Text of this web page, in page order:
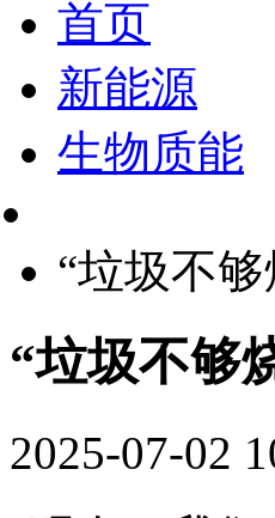
首页
新能源
生物质能
“垃圾不
“垃圾不够
2025-07-02